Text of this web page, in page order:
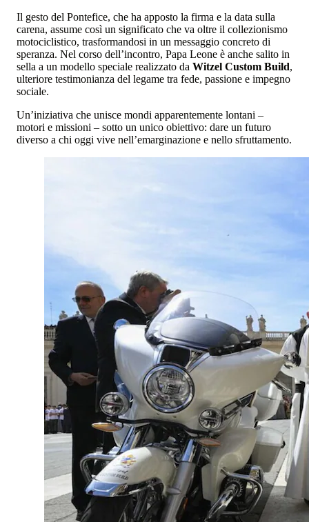
Il gesto del Pontefice, che ha apposto la firma e la data sulla
carena, assume così un significato che va oltre il collezionismo
motociclistico, trasformandosi in un messaggio concreto di
speranza. Nel corso dell’incontro, Papa Leone è anche salito in
sella a un modello speciale realizzato da Witzel Custom Build,
ulteriore testimonianza del legame tra fede, passione e impegno
sociale.
Un’iniziativa che unisce mondi apparentemente lontani –
motori e missioni – sotto un unico obiettivo: dare un futuro
diverso a chi oggi vive nell’emarginazione e nello sfruttamento.